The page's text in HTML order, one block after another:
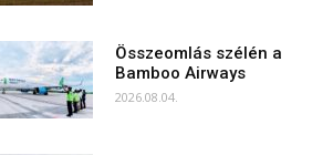
Összeomlás szélén a
Bamboo Airways
2026.08.04.